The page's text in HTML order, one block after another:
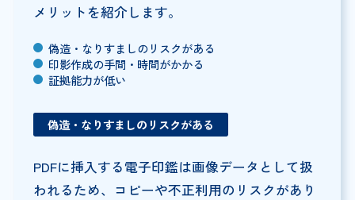
メリットを紹介します。
偽造・なりすましのリスクがある
印影作成の手間・時間がかかる
証拠能力が低い
偽造・なりすましのリスクがある
PDFに挿入する電子印鑑は画像データとして扱
われるため、コピーや不正利用のリスクがあり